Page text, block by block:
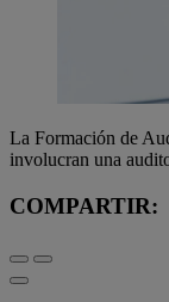
La Formación de
involucran una
COMPARTIR: